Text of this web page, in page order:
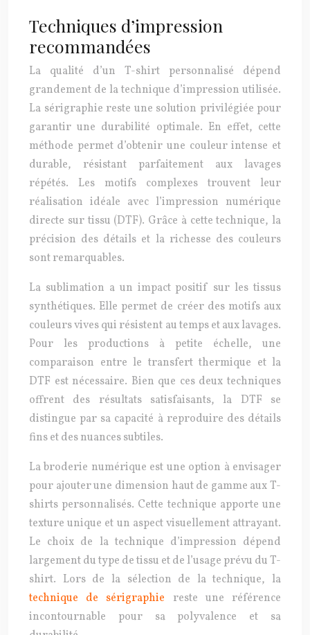
Techniques d’impression
recommandées
La qualité d’un T-shirt personnalisé dépend
grandement de la technique d’impression utilisée.
La sérigraphie reste une solution privilégiée pour
garantir une durabilité optimale. En effet, cette
méthode permet d’obtenir une couleur intense et
durable, résistant parfaitement aux lavages
répétés. Les motifs complexes trouvent leur
réalisation idéale avec l’impression numérique
directe sur tissu (DTF). Grâce à cette technique, la
précision des détails et la richesse des couleurs
sont remarquables.
La sublimation a un impact positif sur les tissus
synthétiques. Elle permet de créer des motifs aux
couleurs vives qui résistent au temps et aux lavages.
Pour les productions à petite échelle, une
comparaison entre le transfert thermique et la
DTF est nécessaire. Bien que ces deux techniques
offrent des résultats satisfaisants, la DTF se
distingue par sa capacité à reproduire des détails
fins et des nuances subtiles.
La broderie numérique est une option à envisager
pour ajouter une dimension haut de gamme aux T-
shirts personnalisés. Cette technique apporte une
texture unique et un aspect visuellement attrayant.
Le choix de la technique d’impression dépend
largement du type de tissu et de l’usage prévu du T-
shirt. Lors de la sélection de la technique, la
technique de sérigraphie reste une référence
incontournable pour sa polyvalence et sa